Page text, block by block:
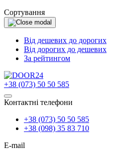
Сортування
Від дешевих до дорогих
Від дорогих до дешевих
За рейтингом
+38 (073) 50 50 585
Контактні телефони
+38 (073) 50 50 585
+38 (098) 35 83 710
E-mail